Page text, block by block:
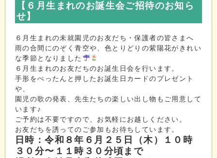
【６ 月生まれのお誕生会ご招待のお知ら
せ】
６月生まれの未就園児のお友だち・保護者の皆さまへ
雨の合間にのぞく青空や、色とりどりの紫陽花がきれい
な季節となりました
６月生まれのお友だちのお誕生日会を行います。
手形をぺったんと押したお誕生日カードのプレゼント
や、
園児の歌の発表、先生たちの楽しい出し物もご用意して
います♪
ご予約は不要ですので、お気軽にお越しください。
お友だちを誘ってのご参加もお待ちしています。
日時：令和８年６月２５日（木）１０時
３０分〜１１時３０分頃まで